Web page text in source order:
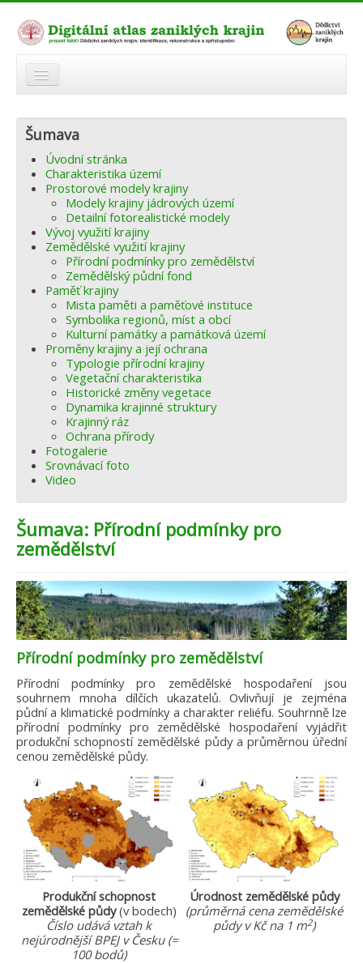
Modelová území
Zaniklé krajiny
Odkazy
Fórum
Autoři
Šumava
Úvodní stránka
Charakteristika území
Prostorové modely krajiny
Modely krajiny jádrových území
Detailní fotorealistické modely
Vývoj využití krajiny
Zemědělské využití krajiny
Přírodní podmínky pro zemědělství
Zemědělský půdní fond
Paměť krajiny
Mista paměti a paměťové instituce
Symbolika regionů, míst a obcí
Kulturní památky a památková území
Proměny krajiny a její ochrana
Typologie přírodní krajiny
Vegetační charakteristika
Historické změny vegetace
Dynamika krajinné struktury
Krajinný ráz
Ochrana přírody
Fotogalerie
Srovnávací foto
Video
Šumava: Přírodní podmínky pro
zemědělství
Přírodní podmínky pro zemědělství
Přírodní podmínky pro zemědělské hospodaření jsou
souhrnem mnoha dílčích ukazatelů. Ovlivňují je zejména
půdní a klimatické podmínky a charakter reliéfu. Souhrnně lze
přírodní podmínky pro zemědělské hospodaření vyjádřit
produkční schopností zemědělské půdy a průměrnou úřední
cenou zemědělské půdy.
Produkční schopnost
zemědělské půdy(v bodech)
Číslo udává vztah k
nejúrodnější BPEJ v Česku (=
100 bodů)
Úrodnost zemědělské půdy
(průměrná cena zemědělské
půdy v Kč na 1 m2)